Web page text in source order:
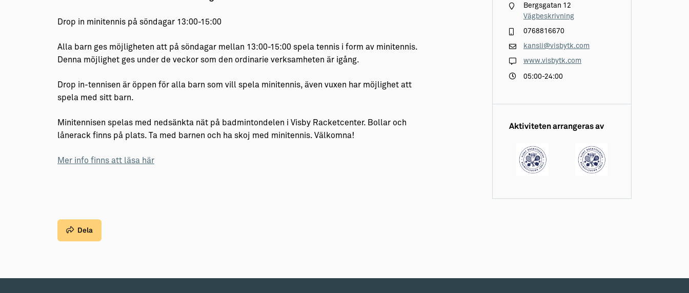
Drop in minitennis på söndagar 13:00-15:00
Alla barn ges möjligheten att på söndagar mellan 13:00-15:00 spela tennis i form av minitennis.
Denna möjlighet ges under de veckor som den ordinarie verksamheten är igång.
Drop in-tennisen är öppen för alla barn som vill spela minitennis, även vuxen har möjlighet att
spela med sitt barn.
Minitennisen spelas med nedsänkta nät på badmintondelen i Visby Racketcenter. Bollar och
lånerack finns på plats. Ta med barnen och ha skoj med minitennis. Välkomna!
Mer info finns att läsa här
Bergsgatan 12
Vägbeskrivning
0768816670
kansli@visbytk.com
www.visbytk.com
05:00-24:00
Aktiviteten arrangeras av
Dela